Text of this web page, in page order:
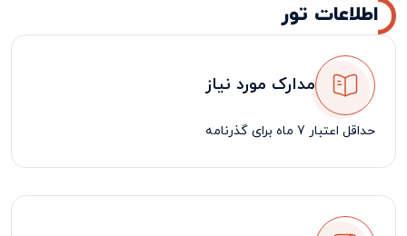
اطلاعات تور
مدارک مورد نیاز
حداقل اعتبار 7 ماه برای گذرنامه